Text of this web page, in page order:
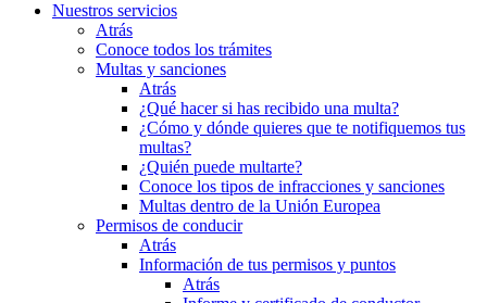
Nuestros servicios
Atrás
Conoce todos los trámites
Multas y sanciones
Atrás
¿Qué hacer si has recibido una multa?
¿Cómo y dónde quieres que te notifiquemos tus
multas?
¿Quién puede multarte?
Conoce los tipos de infracciones y sanciones
Multas dentro de la Unión Europea
Permisos de conducir
Atrás
Información de tus permisos y puntos
Atrás